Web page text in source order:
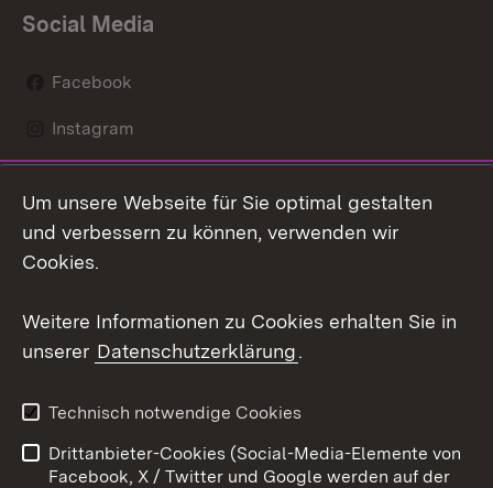
Social Media
Facebook
Instagram
Mastodon
Youtube
Kontakt
Datenschutz
Barrierefreiheit
Impressum Cookies
Um unsere Webseite für Sie optimal gestalten
und verbessern zu können, verwenden wir
Cookies.
Weitere Informationen zu Cookies erhalten Sie in
unserer Datenschutzerklärung.
Technisch notwendige Cookies
Drittanbieter-Cookies (Social-Media-Elemente von
Facebook, X / Twitter und Google werden auf der